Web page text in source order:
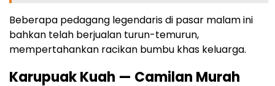
Beberapa pedagang legendaris di pasar malam ini
bahkan telah berjualan turun-temurun,
mempertahankan racikan bumbu khas keluarga.
Karupuak Kuah — Camilan Murah